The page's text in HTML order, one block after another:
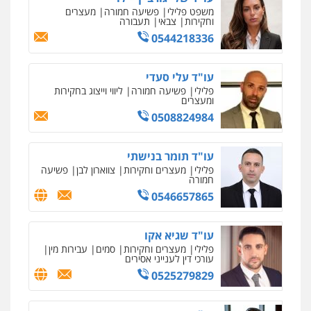
אסירים ועדות שחרורים
0523823782
עו"ד אמיר כהן
פלילי מעצרים וחקירות
0537470000
עו"ד רויטל סבג שקד
פלילי פשיעה חמורה
אלימות עורכי דין לענייני אסירים
0528615306
עו"ד רועי אטיאס
משפט פלילי פשיעה חמורה
525043999
עו"ד אסף כהן